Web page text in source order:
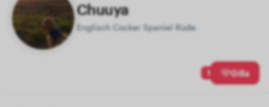
Chuuya
Englisch Cocker Spaniel Rüde
1 Gilla